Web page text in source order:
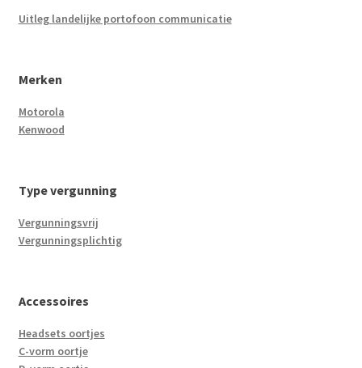
Uitleg landelijke portofoon communicatie
Merken
Motorola
Kenwood
Type vergunning
Vergunningsvrij
Vergunningsplichtig
Accessoires
Headsets oortjes
C-vorm oortje